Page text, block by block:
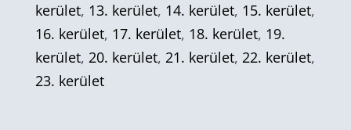
kerület, 13. kerület, 14. kerület, 15. kerület,
16. kerület, 17. kerület, 18. kerület, 19.
kerület, 20. kerület, 21. kerület, 22. kerület,
23. kerület